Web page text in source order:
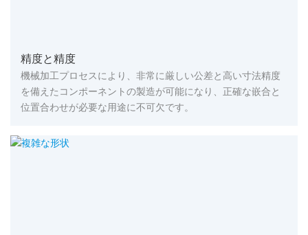
精度と精度
機械加工プロセスにより、非常に厳しい公差と高い寸法精度
を備えたコンポーネントの製造が可能になり、正確な嵌合と
位置合わせが必要な用途に不可欠です。